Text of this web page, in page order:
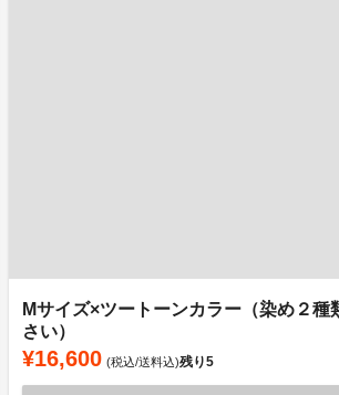
Mサイズ×ツートーンカラー（染め２種
さい）
¥16,600 (税込/送料込)残り5